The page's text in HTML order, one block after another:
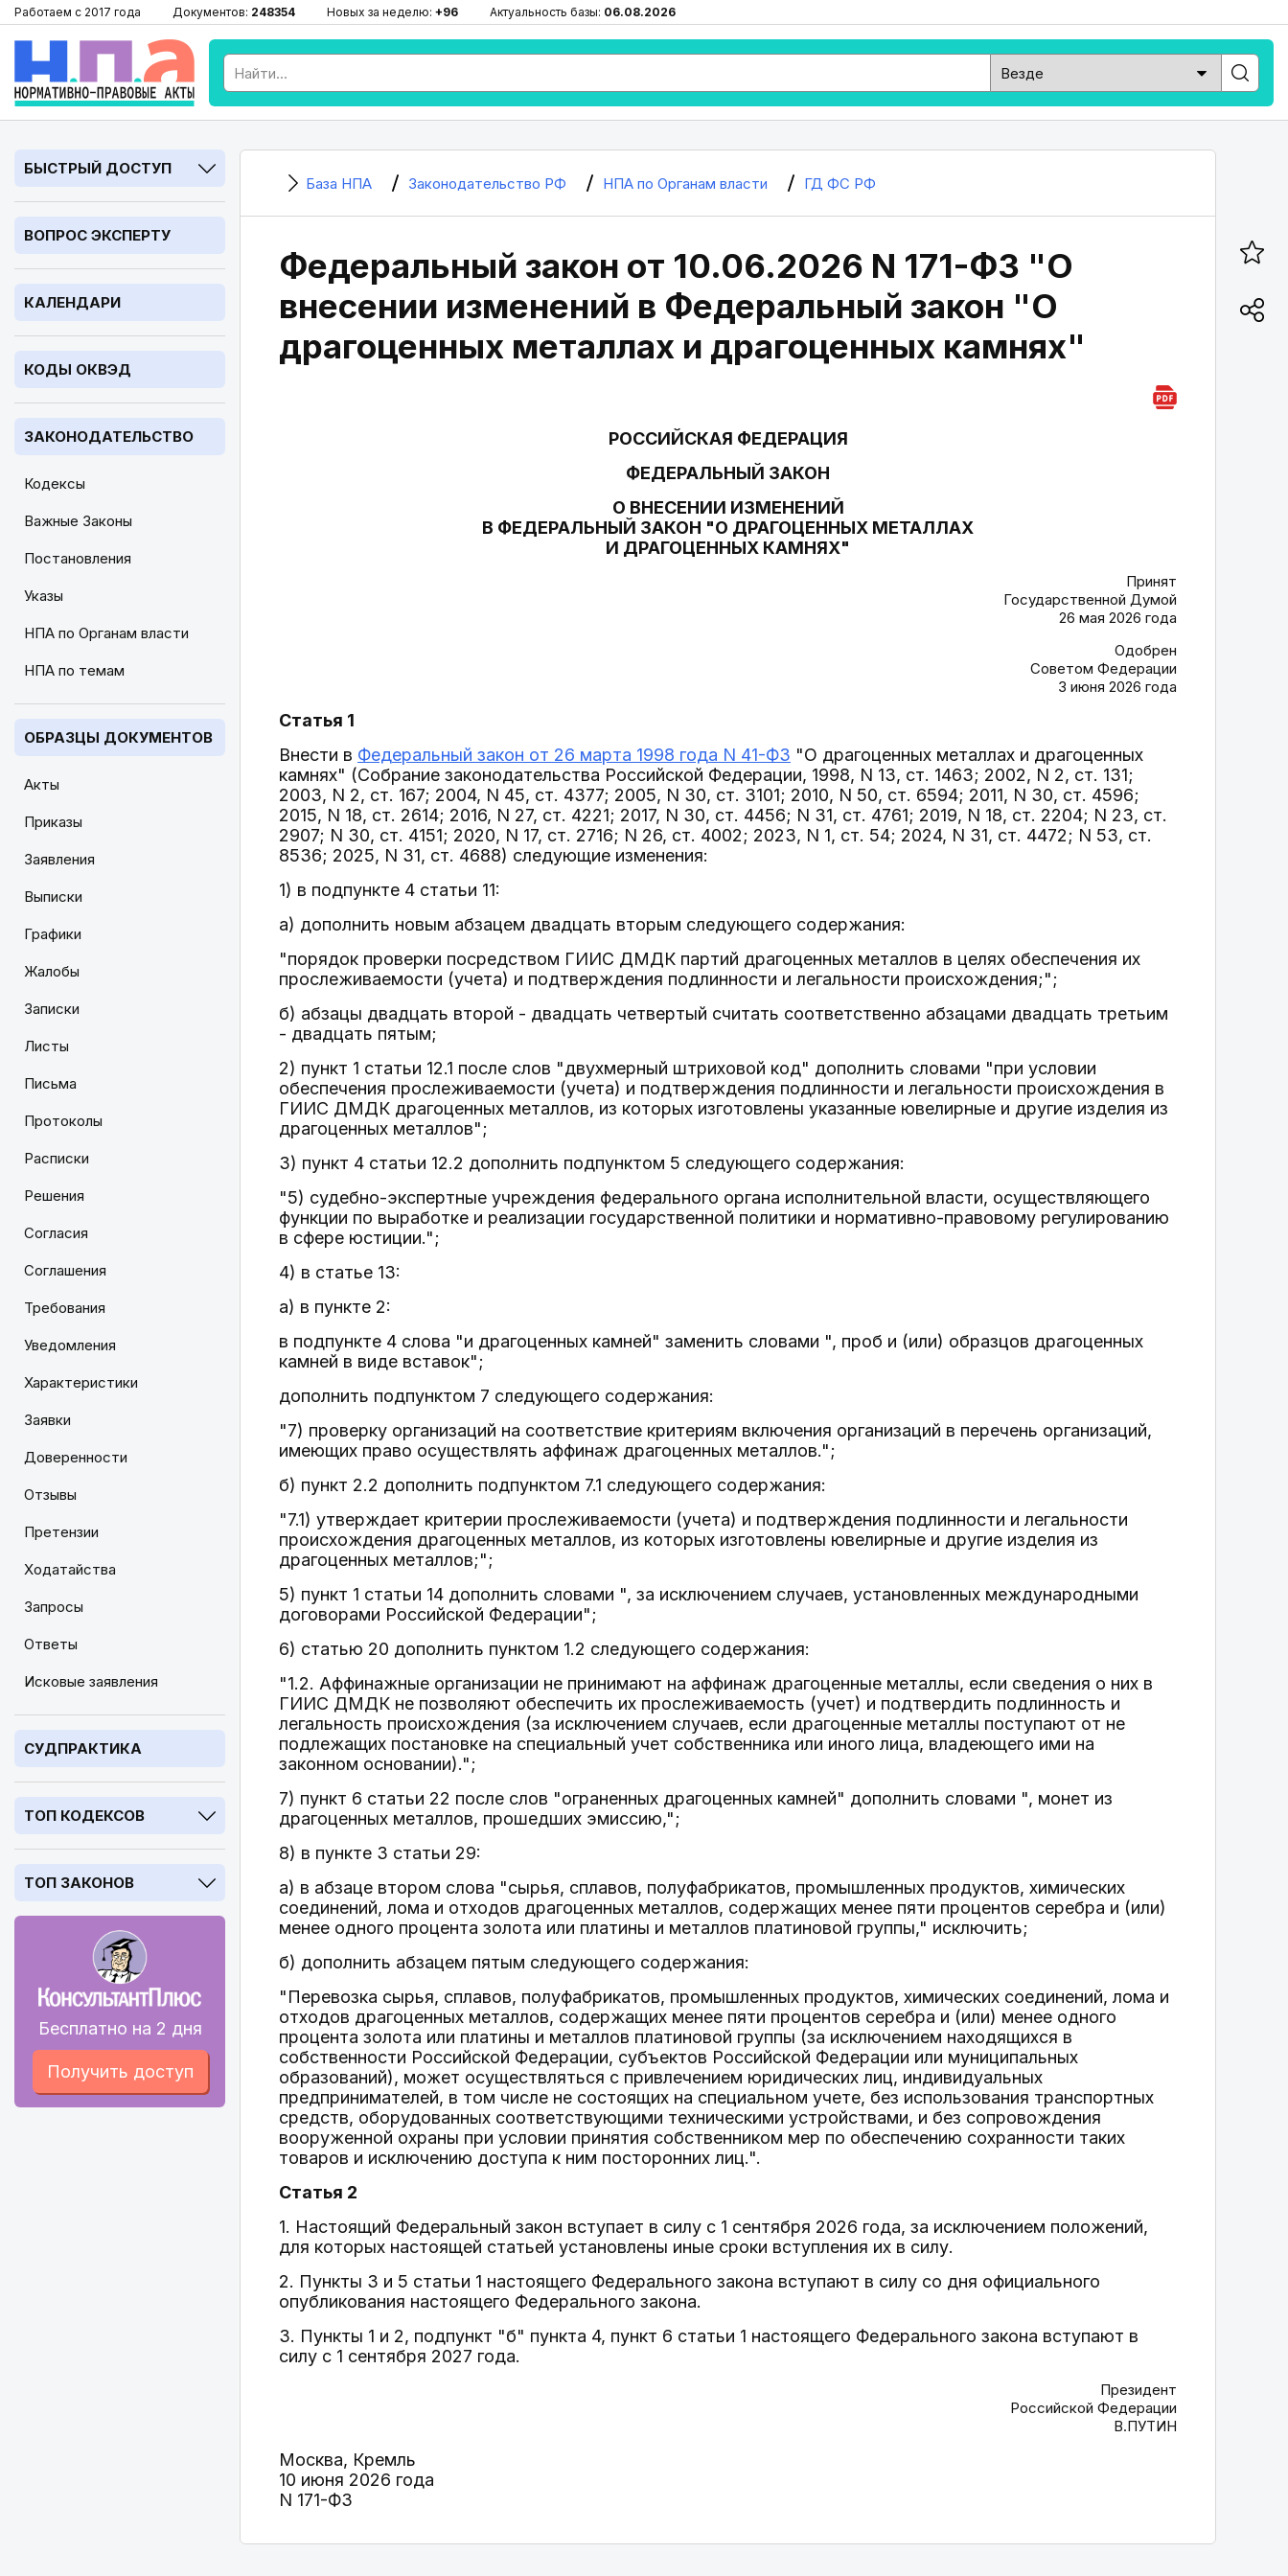
Работаем с 2017 года Документов: 248354 Новых за неделю: +96 Актуальность базы: 06.08.2026
БЫСТРЫЙ ДОСТУП
ВОПРОС ЭКСПЕРТУ
КАЛЕНДАРИ
КОДЫ ОКВЭД
ЗАКОНОДАТЕЛЬСТВО
Кодексы
Важные Законы
Постановления
Указы
НПА по Органам власти
НПА по темам
ОБРАЗЦЫ ДОКУМЕНТОВ
Акты
Приказы
Заявления
Выписки
Графики
Жалобы
Записки
Листы
Письма
Протоколы
Расписки
Решения
Согласия
Соглашения
Требования
Уведомления
Характеристики
Заявки
Доверенности
Отзывы
Претензии
Ходатайства
Запросы
Ответы
Исковые заявления
СУДПРАКТИКА
ТОП КОДЕКСОВ
ТОП ЗАКОНОВ
Бесплатно на 2 дня
Получить доступ
База НПА Законодательство РФ НПА по Органам власти ГД ФС РФ
Федеральный закон от 10.06.2026 N 171-ФЗ "О
внесении изменений в Федеральный закон "О
драгоценных металлах и драгоценных камнях"
РОССИЙСКАЯ ФЕДЕРАЦИЯ
ФЕДЕРАЛЬНЫЙ ЗАКОН
О ВНЕСЕНИИ ИЗМЕНЕНИЙ
В ФЕДЕРАЛЬНЫЙ ЗАКОН "О ДРАГОЦЕННЫХ МЕТАЛЛАХ
И ДРАГОЦЕННЫХ КАМНЯХ"
Принят
Государственной Думой
26 мая 2026 года
Одобрен
Советом Федерации
3 июня 2026 года
Статья 1
Внести в Федеральный закон от 26 марта 1998 года N 41-ФЗ "О драгоценных металлах и драгоценных
камнях" (Собрание законодательства Российской Федерации, 1998, N 13, ст. 1463; 2002, N 2, ст. 131;
2003, N 2, ст. 167; 2004, N 45, ст. 4377; 2005, N 30, ст. 3101; 2010, N 50, ст. 6594; 2011, N 30, ст. 4596;
2015, N 18, ст. 2614; 2016, N 27, ст. 4221; 2017, N 30, ст. 4456; N 31, ст. 4761; 2019, N 18, ст. 2204; N 23, ст.
2907; N 30, ст. 4151; 2020, N 17, ст. 2716; N 26, ст. 4002; 2023, N 1, ст. 54; 2024, N 31, ст. 4472; N 53, ст.
8536; 2025, N 31, ст. 4688) следующие изменения:
1) в подпункте 4 статьи 11:
а) дополнить новым абзацем двадцать вторым следующего содержания:
"порядок проверки посредством ГИИС ДМДК партий драгоценных металлов в целях обеспечения их
прослеживаемости (учета) и подтверждения подлинности и легальности происхождения;";
б) абзацы двадцать второй - двадцать четвертый считать соответственно абзацами двадцать третьим
- двадцать пятым;
2) пункт 1 статьи 12.1 после слов "двухмерный штриховой код" дополнить словами "при условии
обеспечения прослеживаемости (учета) и подтверждения подлинности и легальности происхождения в
ГИИС ДМДК драгоценных металлов, из которых изготовлены указанные ювелирные и другие изделия из
драгоценных металлов";
3) пункт 4 статьи 12.2 дополнить подпунктом 5 следующего содержания:
"5) судебно-экспертные учреждения федерального органа исполнительной власти, осуществляющего
функции по выработке и реализации государственной политики и нормативно-правовому регулированию
в сфере юстиции.";
4) в статье 13:
а) в пункте 2:
в подпункте 4 слова "и драгоценных камней" заменить словами ", проб и (или) образцов драгоценных
камней в виде вставок";
дополнить подпунктом 7 следующего содержания:
"7) проверку организаций на соответствие критериям включения организаций в перечень организаций,
имеющих право осуществлять аффинаж драгоценных металлов.";
б) пункт 2.2 дополнить подпунктом 7.1 следующего содержания:
"7.1) утверждает критерии прослеживаемости (учета) и подтверждения подлинности и легальности
происхождения драгоценных металлов, из которых изготовлены ювелирные и другие изделия из
драгоценных металлов;";
5) пункт 1 статьи 14 дополнить словами ", за исключением случаев, установленных международными
договорами Российской Федерации";
6) статью 20 дополнить пунктом 1.2 следующего содержания:
"1.2. Аффинажные организации не принимают на аффинаж драгоценные металлы, если сведения о них в
ГИИС ДМДК не позволяют обеспечить их прослеживаемость (учет) и подтвердить подлинность и
легальность происхождения (за исключением случаев, если драгоценные металлы поступают от не
подлежащих постановке на специальный учет собственника или иного лица, владеющего ими на
законном основании).";
7) пункт 6 статьи 22 после слов "ограненных драгоценных камней" дополнить словами ", монет из
драгоценных металлов, прошедших эмиссию,";
8) в пункте 3 статьи 29:
а) в абзаце втором слова "сырья, сплавов, полуфабрикатов, промышленных продуктов, химических
соединений, лома и отходов драгоценных металлов, содержащих менее пяти процентов серебра и (или)
менее одного процента золота или платины и металлов платиновой группы," исключить;
б) дополнить абзацем пятым следующего содержания:
"Перевозка сырья, сплавов, полуфабрикатов, промышленных продуктов, химических соединений, лома и
отходов драгоценных металлов, содержащих менее пяти процентов серебра и (или) менее одного
процента золота или платины и металлов платиновой группы (за исключением находящихся в
собственности Российской Федерации, субъектов Российской Федерации или муниципальных
образований), может осуществляться с привлечением юридических лиц, индивидуальных
предпринимателей, в том числе не состоящих на специальном учете, без использования транспортных
средств, оборудованных соответствующими техническими устройствами, и без сопровождения
вооруженной охраны при условии принятия собственником мер по обеспечению сохранности таких
товаров и исключению доступа к ним посторонних лиц.".
Статья 2
1. Настоящий Федеральный закон вступает в силу с 1 сентября 2026 года, за исключением положений,
для которых настоящей статьей установлены иные сроки вступления их в силу.
2. Пункты 3 и 5 статьи 1 настоящего Федерального закона вступают в силу со дня официального
опубликования настоящего Федерального закона.
3. Пункты 1 и 2, подпункт "б" пункта 4, пункт 6 статьи 1 настоящего Федерального закона вступают в
силу с 1 сентября 2027 года.
Президент
Российской Федерации
В.ПУТИН
Москва, Кремль
10 июня 2026 года
N 171-ФЗ